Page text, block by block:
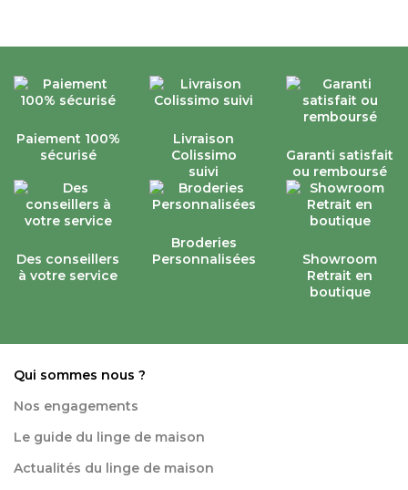
Paiement 100%
sécurisé
Livraison
Colissimo
suivi
Garanti satisfait
ou remboursé
Des conseillers
à votre service
Broderies
Personnalisées
Showroom
Retrait en
boutique
Qui sommes nous ?
Nos engagements
Le guide du linge de maison
Actualités du linge de maison